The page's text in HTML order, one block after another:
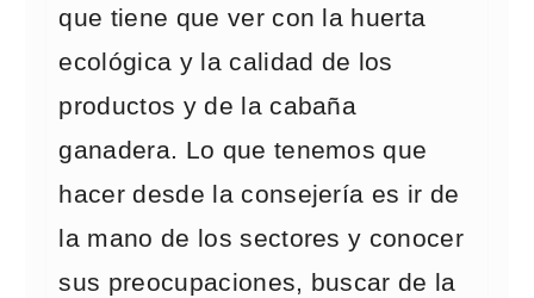
que tiene que ver con la huerta
ecológica y la calidad de los
productos y de la cabaña
ganadera. Lo que tenemos que
hacer desde la consejería es ir de
la mano de los sectores y conocer
sus preocupaciones, buscar de la